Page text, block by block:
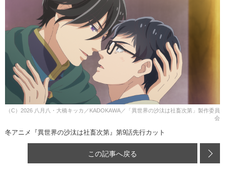
（C）2026 八月八・大橋キッカ／KADOKAWA／「異世界の沙汰は社畜次第」製作委員
会
冬アニメ『異世界の沙汰は社畜次第』第9話先行カット
この記事へ戻る